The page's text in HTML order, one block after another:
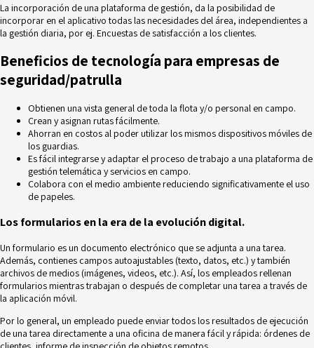
La incorporación de una plataforma de gestión, da la posibilidad de
incorporar en el aplicativo todas las necesidades del área, independientes a
la gestión diaria, por ej. Encuestas de satisfacción a los clientes.
Beneficios de tecnología para empresas de
seguridad/patrulla
Obtienen una vista general de toda la flota y/o personal en campo.
Crean y asignan rutas fácilmente.
Ahorran en costos al poder utilizar los mismos dispositivos móviles de
los guardias.
Es fácil integrarse y adaptar el proceso de trabajo a una plataforma de
gestión telemática y servicios en campo.
Colabora con el medio ambiente reduciendo significativamente el uso
de papeles.
Los formularios en la era de la evolución digital.
Un formulario es un documento electrónico que se adjunta a una tarea.
Además, contienes campos autoajustables (texto, datos, etc.) y también
archivos de medios (imágenes, videos, etc.). Así, los empleados rellenan
formularios mientras trabajan o después de completar una tarea a través de
la aplicación móvil.
Por lo general, un empleado puede enviar todos los resultados de ejecución
de una tarea directamente a una oficina de manera fácil y rápida: órdenes de